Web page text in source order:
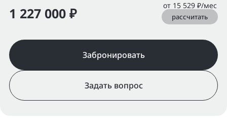
1 227 000 ₽ от 15 529 ₽/мес
рассчитать
Забронировать
Задать вопрос